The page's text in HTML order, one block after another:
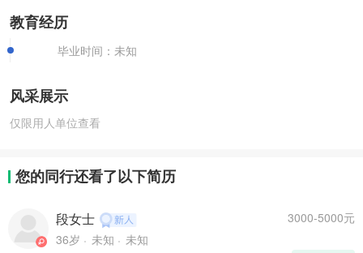
教育经历
毕业时间： 未知
风采展示
仅限用人单位查看
您的同行还看了以下简历
3000-5000元
段女士
36岁 未知
未知